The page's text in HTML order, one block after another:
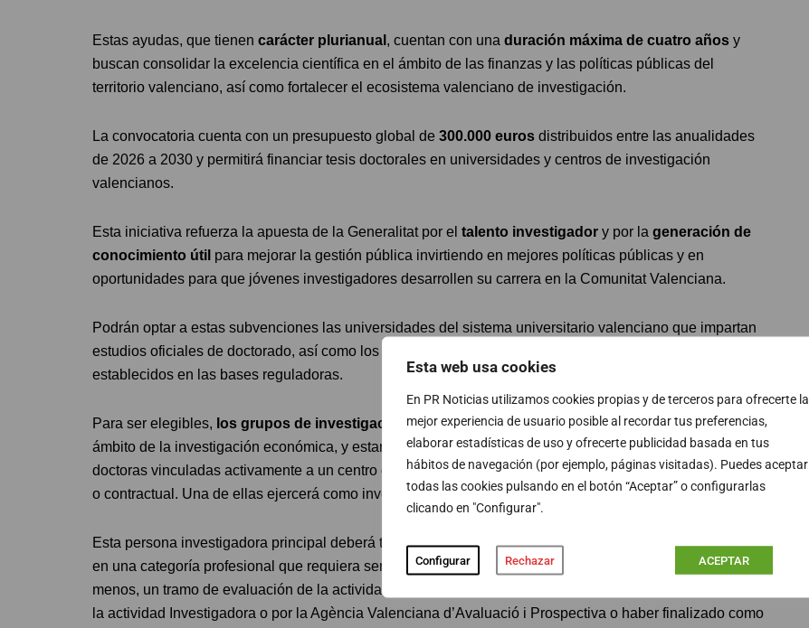
Esta web usa cookies
En PR Noticias utilizamos cookies propias y de terceros para ofrecerte la
mejor experiencia de usuario posible al recordar tus preferencias,
elaborar estadísticas de uso y ofrecerte publicidad basada en tus
hábitos de navegación (por ejemplo, páginas visitadas). Puedes aceptar
todas las cookies pulsando en el botón “Aceptar” o configurarlas
clicando en "Configurar".
Configurar Rechazar ACEPTAR
Estas ayudas, que tienen carácter plurianual , cuentan con una duración máxima de cuatro años y
buscan consolidar la excelencia científica en el ámbito de las finanzas y las políticas públicas del
territorio valenciano, así como fortalecer el ecosistema valenciano de investigación.
La convocatoria cuenta con un presupuesto global de 300.000 euros distribuidos entre las anualidades
de 2026 a 2030 y permitirá financiar tesis doctorales en universidades y centros de investigación
valencianos.
Esta iniciativa refuerza la apuesta de la Generalitat por el talento investigador y por la generación de
conocimiento útil para mejorar la gestión pública invirtiendo en mejores políticas públicas y en
oportunidades para que jóvenes investigadores desarrollen su carrera en la Comunitat Valenciana.
Podrán optar a estas subvenciones las universidades del sistema universitario valenciano que impartan
estudios oficiales de doctorado, así como los centros de investigación que cumplan con los requisitos
establecidos en las bases reguladoras.
Para ser elegibles, los grupos de investigación deberán contar con una trayectoria acreditadaen el
ámbito de la investigación económica, y estar integrados por al menos tres personas investigadoras
doctoras vinculadas activamente a un centro de investigación mediante relación funcionarial, estatutaria
o contractual. Una de ellas ejercerá como investigadora principal del proyecto.
Esta persona investigadora principal deberá tener formalizada su vinculación con la entidad beneficiaria
en una categoría profesional que requiera ser doctora; tener reconocido o evaluado positivamente, al
menos, un tramo de evaluación de la actividad investigadora por la Comisión Nacional de Evaluación de
la actividad Investigadora o por la Agència Valenciana d’Avaluació i Prospectiva o haber finalizado como